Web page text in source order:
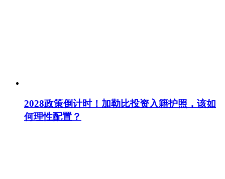
2028政策倒计时！加勒比投资入籍护照，该如
何理性配置？